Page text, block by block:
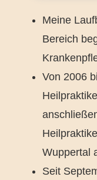
Meine
Bereich
Von 2006
Wuppertal
Seit